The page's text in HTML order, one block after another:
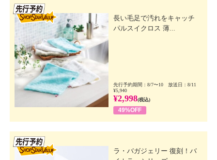
長い毛足で汚れをキャッチ
パルスイクロス 薄...
先行予約期間：8/7〜10 放送日：8/11
¥5,940
¥2,998(税込)
49%OFF
ラ・バガジェリー 復刻！バ